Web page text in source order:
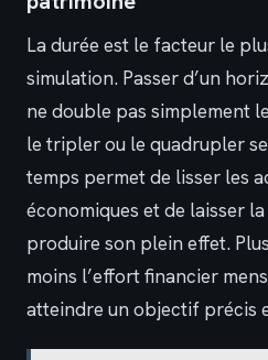
La durée est le facteur le
simulation. Passer d’un
ne double pas simplement
le tripler ou le quadrupler
temps permet de lisser les
économiques et de laisser
produire son plein effet.
moins l’effort financier
atteindre un objectif précis